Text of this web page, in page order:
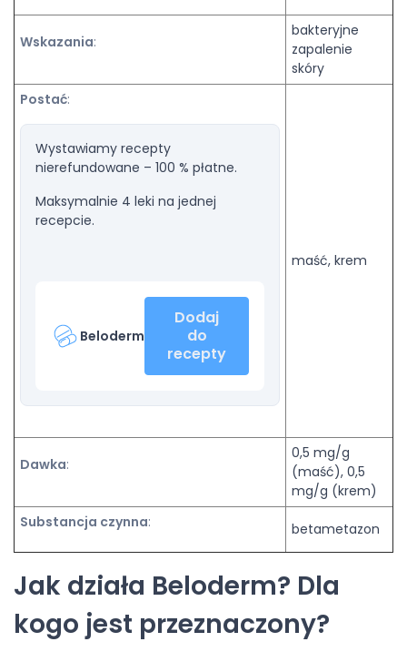
Wskazania:
bakteryjne
zapalenie
skóry
Postać:
Wystawiamy recepty
nierefundowane – 100 % płatne.
Maksymalnie 4 leki na jednej
recepcie.
Beloderm
Dodaj
do
recepty
maść, krem
Dawka:
0,5 mg/g
(maść), 0,5
mg/g (krem)
Substancja czynna: betametazon
Jak działa Beloderm? Dla
kogo jest przeznaczony?